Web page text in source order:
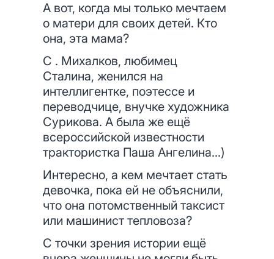
А вот, когда мы только мечтаем
о матери для своих детей. Кто
она, эта мама?
С . Михалков, любимец
Сталина, женился на
интеллигентке, поэтессе и
переводчице, внучке художника
Сурикова. А была же ещё
всероссийской известности
трактористка Паша Ангелина…)
Интересно, а кем мечтает стать
девочка, пока ей не объяснили,
что она потомственный таксист
или машинист тепловоза?
С точки зрения истории ещё